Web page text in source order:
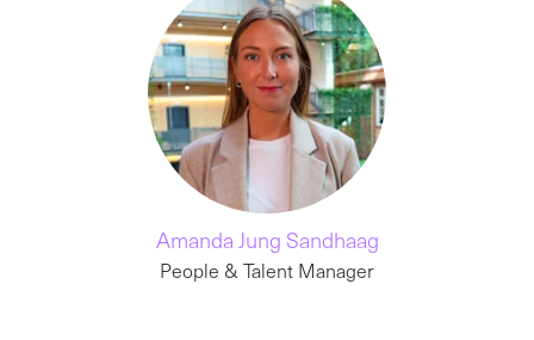
Amanda Jung Sandhaag
People & Talent Manager